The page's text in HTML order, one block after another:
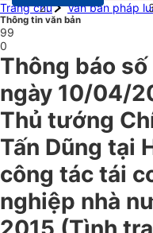
Trang chủ
Văn bản pháp
Thông tin văn bản
99
0
Thông báo
ngày 10/04/
Thủ tướng
Tấn Dũng tại
công tác tái
nghiệp nhà